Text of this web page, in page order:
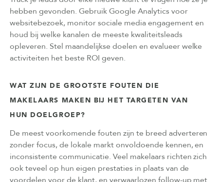
hebben gevonden. Gebruik Google Analytics voor
websitebezoek, monitor sociale media engagement en
houd bij welke kanalen de meeste kwaliteitsleads
opleveren. Stel maandelijkse doelen en evalueer welke
activiteiten het beste ROI geven.
WAT ZIJN DE GROOTSTE FOUTEN DIE
MAKELAARS MAKEN BIJ HET TARGETEN VAN
HUN DOELGROEP?
De meest voorkomende fouten zijn te breed adverteren
zonder focus, de lokale markt onvoldoende kennen, en
inconsistente communicatie. Veel makelaars richten zich
ook teveel op hun eigen prestaties in plaats van de